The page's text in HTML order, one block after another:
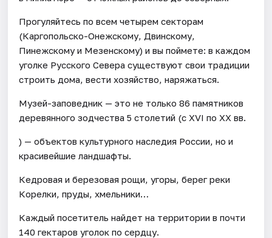
Прогуляйтесь по всем четырем секторам
(Каргопольско-Онежскому, Двинскому,
Пинежскому и Мезенскому) и вы поймете: в каждом
уголке Русского Севера существуют свои традиции
строить дома, вести хозяйство, наряжаться.
Музей-заповедник — это не только 86 памятников
деревянного зодчества 5 столетий (с XVI по ХХ вв.
) — объектов культурного наследия России, но и
красивейшие ландшафты.
Кедровая и березовая рощи, угоры, берег реки
Корелки, пруды, хмельники…
Каждый посетитель найдет на территории в почти
140 гектаров уголок по сердцу.